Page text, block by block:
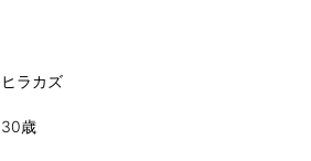
ヒラカズ
30歳